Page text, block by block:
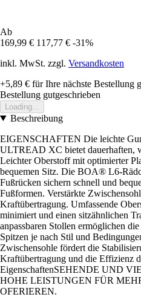
Ab
169,99 € 117,77 € -31%
inkl. MwSt. zzgl. Versandkosten
+5,89 € für Ihre nächste Bestellung
Bestellung gutgeschrieben
Loading...
Beschreibung
EIGENSCHAFTEN Die leichte
ULTREAD XC bietet dauerhaften,
Leichter Oberstoff mit optimierter
bequemen Sitz. Die BOA® L6-
Fußrücken sichern schnell und
Fußformen. Verstärkte
Kraftübertragung. Umfassende
minimiert und einen sitzähnlichen
anpassbaren Stollen ermöglichen
Spitzen je nach Stil und
Zwischensohle fördert die
Kraftübertragung und die Effizienz
EigenschaftenSEHENDE UND
HOHE LEISTUNGEN FÜR
OFERIEREN.